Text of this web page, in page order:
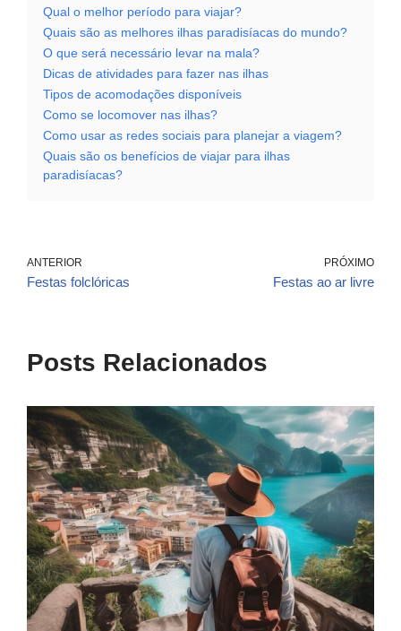
Qual o melhor período para viajar?
Quais são as melhores ilhas paradisíacas do mundo?
O que será necessário levar na mala?
Dicas de atividades para fazer nas ilhas
Tipos de acomodações disponíveis
Como se locomover nas ilhas?
Como usar as redes sociais para planejar a viagem?
Quais são os benefícios de viajar para ilhas
paradisíacas?
ANTERIOR
Festas folclóricas
PRÓXIMO
Festas ao ar livre
Posts Relacionados